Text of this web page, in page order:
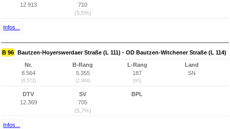
12.913
710
(5,5%)
Infos...
B 96 Bautzen-Hoyerswerdaer Straße (L 111) - OD Bautzen-Witchener Straße (L 114)
Nr.
8.564
(8.573)
B-Rang
5.355
(2.984)
L-Rang
187
(95)
Land
SN
DTV
12.369
SV
705
(5,7%)
BPL
Infos...